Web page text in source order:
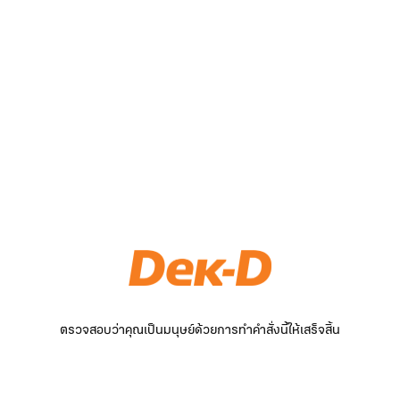
ตรวจสอบว่าคุณเป็นมนุษย์ด้วยการทำคำสั่งนี้ให้เสร็จสิ้น